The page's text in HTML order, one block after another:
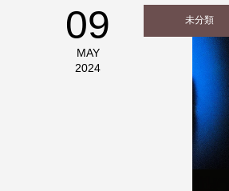
09
MAY
2024
未分類